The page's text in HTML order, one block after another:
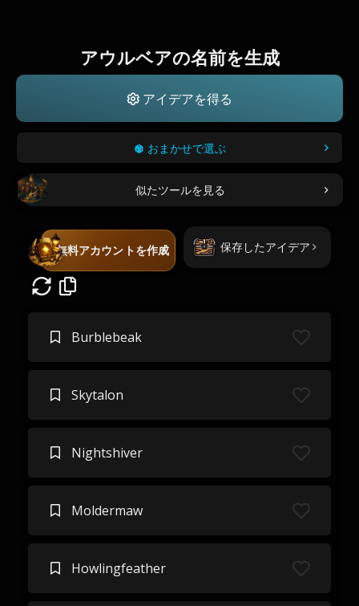
アウルベアの名前を生成
アイデアを得る
おまかせで選ぶ
似たツールを見る
無料アカウントを作成 保存したアイデア
Burblebeak
Skytalon
Nightshiver
Moldermaw
Howlingfeather